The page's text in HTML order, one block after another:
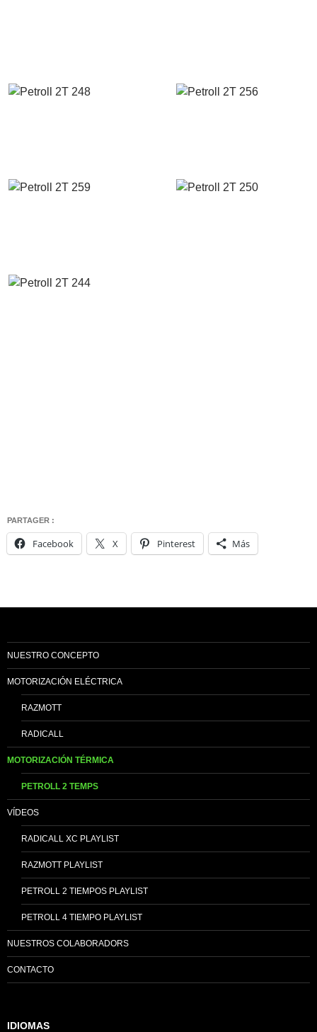
PARTAGER :
Facebook X Pinterest Más
NUESTRO CONCEPTO
MOTORIZACIÓN ELÉCTRICA
RAZMOTT
RADICALL
MOTORIZACIÓN TÉRMICA
PETROLL 2 TEMPS
VÍDEOS
RADICALL XC PLAYLIST
RAZMOTT PLAYLIST
PETROLL 2 TIEMPOS PLAYLIST
PETROLL 4 TIEMPO PLAYLIST
NUESTROS COLABORADORS
CONTACTO
IDIOMAS